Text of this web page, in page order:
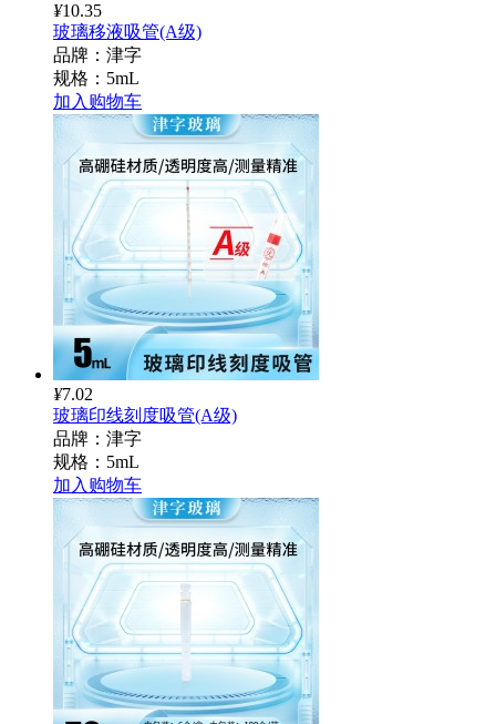
¥10.35
玻璃移液吸管(A级)
品牌：津字
规格：5mL
加入购物车
¥7.02
玻璃印线刻度吸管(A级)
品牌：津字
规格：5mL
加入购物车